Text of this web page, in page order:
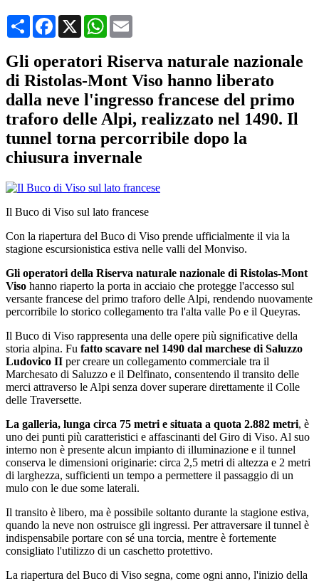
CondividiFacebook
X WhatsApp
Gli operatori Riserva naturale nazionale
di Ristolas-Mont Viso hanno liberato
dalla neve l'ingresso francese del primo
traforo delle Alpi, realizzato nel 1490. Il
tunnel torna percorribile dopo la
chiusura invernale
Il Buco di Viso sul lato francese
Con la riapertura del Buco di Viso prende ufficialmente il via la
stagione escursionistica estiva nelle valli del Monviso.
Gli operatori della Riserva naturale nazionale di Ristolas-Mont
Viso hanno riaperto la porta in acciaio che protegge l'accesso sul
versante francese del primo traforo delle Alpi, rendendo nuovamente
percorribile lo storico collegamento tra l'alta valle Po e il Queyras.
Il Buco di Viso rappresenta una delle opere più significative della
storia alpina. Fu fatto scavare nel 1490 dal marchese di Saluzzo
Ludovico II per creare un collegamento commerciale tra il
Marchesato di Saluzzo e il Delfinato, consentendo il transito delle
merci attraverso le Alpi senza dover superare direttamente il Colle
delle Traversette.
La galleria, lunga circa 75 metri e situata a quota 2.882 metri, è
uno dei punti più caratteristici e affascinanti del Giro di Viso. Al suo
interno non è presente alcun impianto di illuminazione e il tunnel
conserva le dimensioni originarie: circa 2,5 metri di altezza e 2 metri
di larghezza, sufficienti un tempo a permettere il passaggio di un
mulo con le due some laterali.
Il transito è libero, ma è possibile soltanto durante la stagione estiva,
quando la neve non ostruisce gli ingressi. Per attraversare il tunnel è
indispensabile portare con sé una torcia, mentre è fortemente
consigliato l'utilizzo di un caschetto protettivo.
La riapertura del Buco di Viso segna, come ogni anno, l'inizio della